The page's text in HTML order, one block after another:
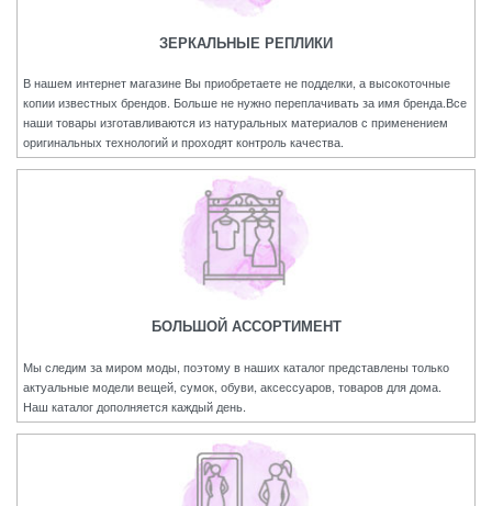
ЗЕРКАЛЬНЫЕ РЕПЛИКИ
В нашем интернет магазине Вы приобретаете не подделки, а высокоточные
копии известных брендов. Больше не нужно переплачивать за имя бренда.Все
наши товары изготавливаются из натуральных материалов с применением
оригинальных технологий и проходят контроль качества.
БОЛЬШОЙ АССОРТИМЕНТ
Мы следим за миром моды, поэтому в наших каталог представлены только
актуальные модели вещей, сумок, обуви, аксессуаров, товаров для дома.
Наш каталог дополняется каждый день.